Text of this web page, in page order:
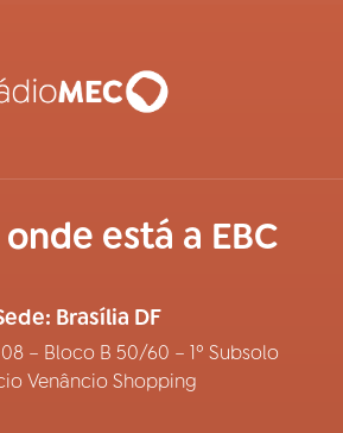
está a EBC
Brasília DF
– Bloco B 50/60 – 1º Subsolo
Venâncio Shopping